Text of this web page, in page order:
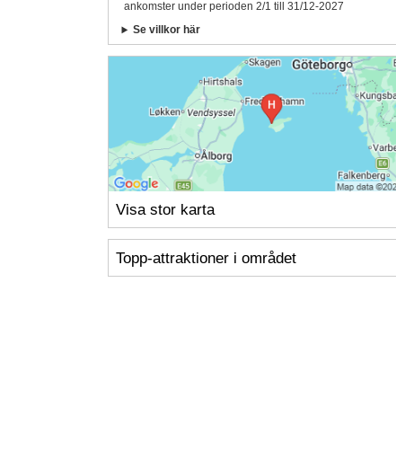
ankomster under perioden 2/1 till 31/12-2027
Se villkor här
Visa stor karta
Topp-attraktioner i området